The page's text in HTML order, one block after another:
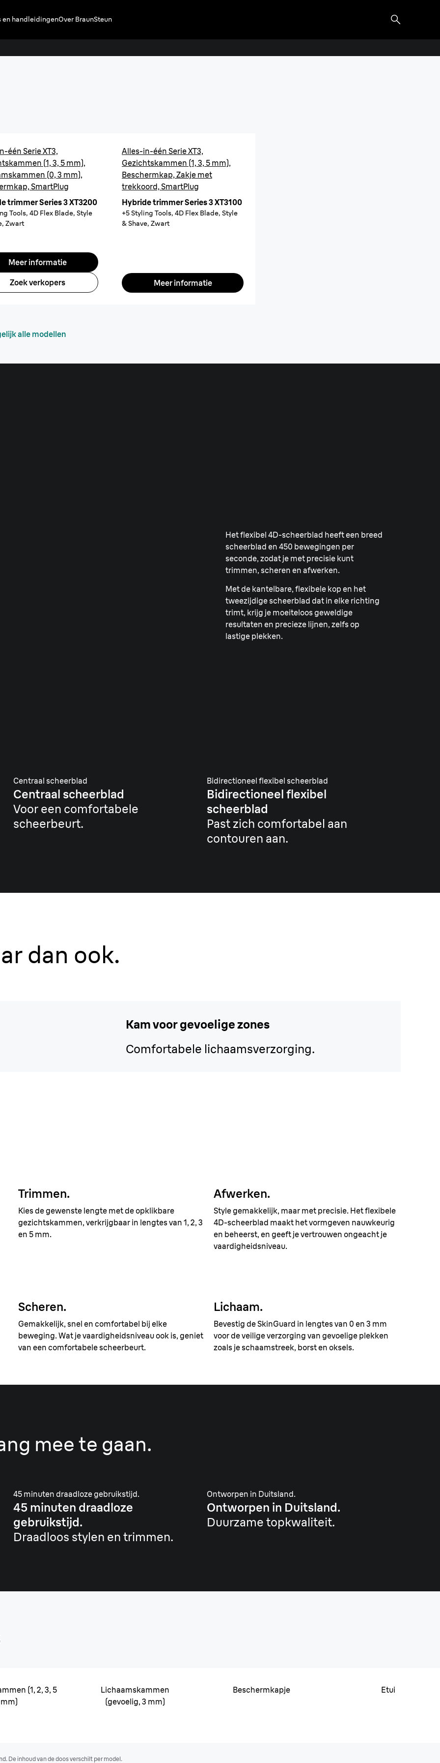
en handleidingenOver BraunSteun
Koop
één Serie XT3,
(1, 3, 5 mm),
(0, 3 mm),
SmartPlug
trimmer Series 3 XT3200
Tools, 4D Flex Blade, Style
Zwart
Meer informatie
Zoek verkopers
Alles-in-één Serie XT3,
Gezichtskammen (1, 3, 5 mm),
Beschermkap, Zakje met
trekkoord, SmartPlug
Hybride trimmer Series 3 XT3100
+5 Styling Tools, 4D Flex Blade, Style
& Shave, Zwart
Meer informatie
alle modellen
Het flexibel 4D-scheerblad heeft een breed
scheerblad en 450 bewegingen per
seconde, zodat je met precisie kunt
trimmen, scheren en afwerken.
Met de kantelbare, flexibele kop en het
tweezijdige scheerblad dat in elke richting
trimt, krijg je moeiteloos geweldige
resultaten en precieze lijnen, zelfs op
lastige plekken.
Centraal scheerblad
Centraal scheerblad
Voor een comfortabele
scheerbeurt.
Bidirectioneel flexibel scheerblad
Bidirectioneel flexibel
scheerblad
Past zich comfortabel aan
contouren aan.
dan ook.
Kam voor gevoelige zones
Comfortabele lichaamsverzorging.
Trimmen.
Kies de gewenste lengte met de opklikbare
gezichtskammen, verkrijgbaar in lengtes van 1, 2, 3
en 5 mm.
Afwerken.
Style gemakkelijk, maar met precisie. Het flexibele
4D-scheerblad maakt het vormgeven nauwkeurig
en beheerst, en geeft je vertrouwen ongeacht je
vaardigheidsniveau.
Scheren.
Gemakkelijk, snel en comfortabel bij elke
beweging. Wat je vaardigheidsniveau ook is, geniet
van een comfortabele scheerbeurt.
Lichaam.
Bevestig de SkinGuard in lengtes van 0 en 3 mm
voor de veilige verzorging van gevoelige plekken
zoals je schaamstreek, borst en oksels.
mee te gaan.
45 minuten draadloze gebruikstijd.
45 minuten draadloze
gebruikstijd.
Draadloos stylen en trimmen.
Ontworpen in Duitsland.
Ontworpen in Duitsland.
Duurzame topkwaliteit.
(1, 2, 3, 5
mm)
Lichaamskammen
(gevoelig, 3 mm)
Beschermkapje Etui
De inhoud van de doos verschilt per model.